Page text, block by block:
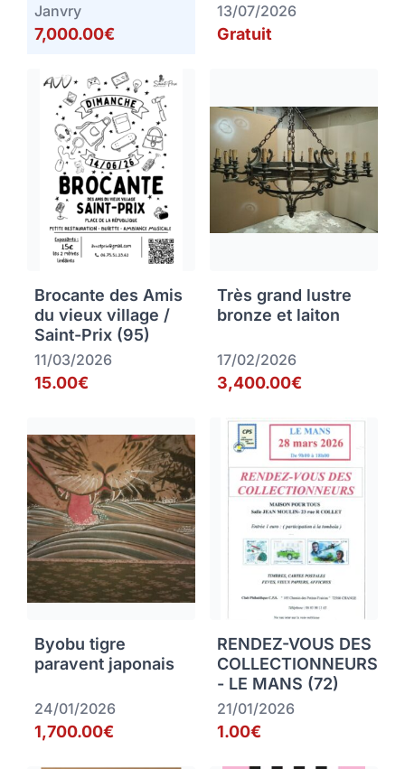
Janvry
7,000.00€
13/07/2026
Gratuit
Brocante des Amis
du vieux village /
Saint-Prix (95)
11/03/2026
15.00€
Très grand lustre
bronze et laiton
17/02/2026
3,400.00€
Byobu tigre
paravent japonais
24/01/2026
1,700.00€
RENDEZ-VOUS DES
COLLECTIONNEURS
- LE MANS (72)
21/01/2026
1.00€